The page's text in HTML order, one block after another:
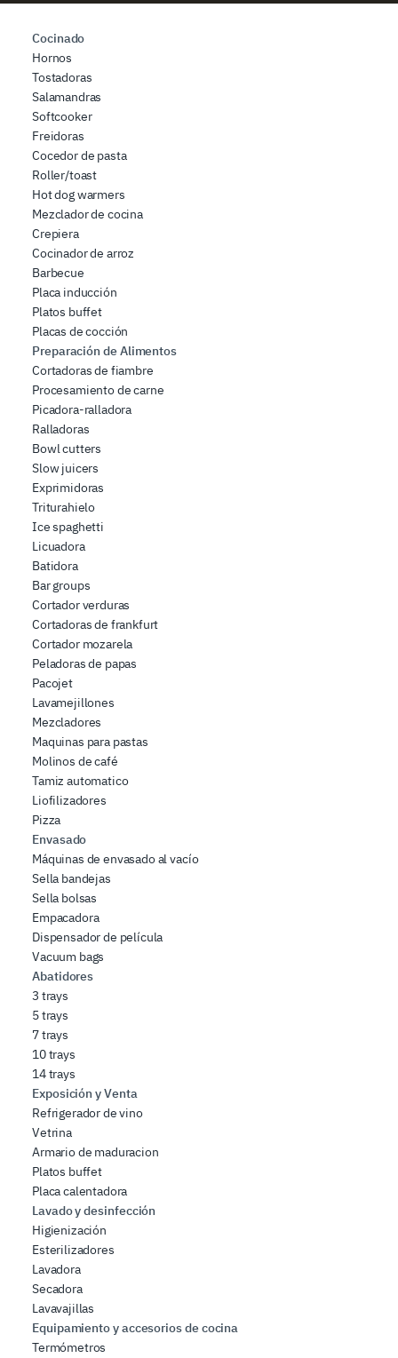
Cocinado
Hornos
Tostadoras
Salamandras
Softcooker
Freidoras
Cocedor de pasta
Roller/toast
Hot dog warmers
Mezclador de cocina
Crepiera
Cocinador de arroz
Barbecue
Placa inducción
Platos buffet
Placas de cocción
Preparación de Alimentos
Cortadoras de fiambre
Procesamiento de carne
Picadora-ralladora
Ralladoras
Bowl cutters
Slow juicers
Exprimidoras
Triturahielo
Ice spaghetti
Licuadora
Batidora
Bar groups
Cortador verduras
Cortadoras de frankfurt
Cortador mozarela
Peladoras de papas
Pacojet
Lavamejillones
Mezcladores
Maquinas para pastas
Molinos de café
Tamiz automatico
Liofilizadores
Pizza
Envasado
Máquinas de envasado al vacío
Sella bandejas
Sella bolsas
Empacadora
Dispensador de película
Vacuum bags
Abatidores
3 trays
5 trays
7 trays
10 trays
14 trays
Exposición y Venta
Refrigerador de vino
Vetrina
Armario de maduracion
Platos buffet
Placa calentadora
Lavado y desinfección
Higienización
Esterilizadores
Lavadora
Secadora
Lavavajillas
Equipamiento y accesorios de cocina
Termómetros